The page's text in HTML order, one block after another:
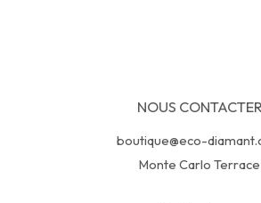
NOUS CONTACTER
boutique@eco-
Monte Carlo Terrace